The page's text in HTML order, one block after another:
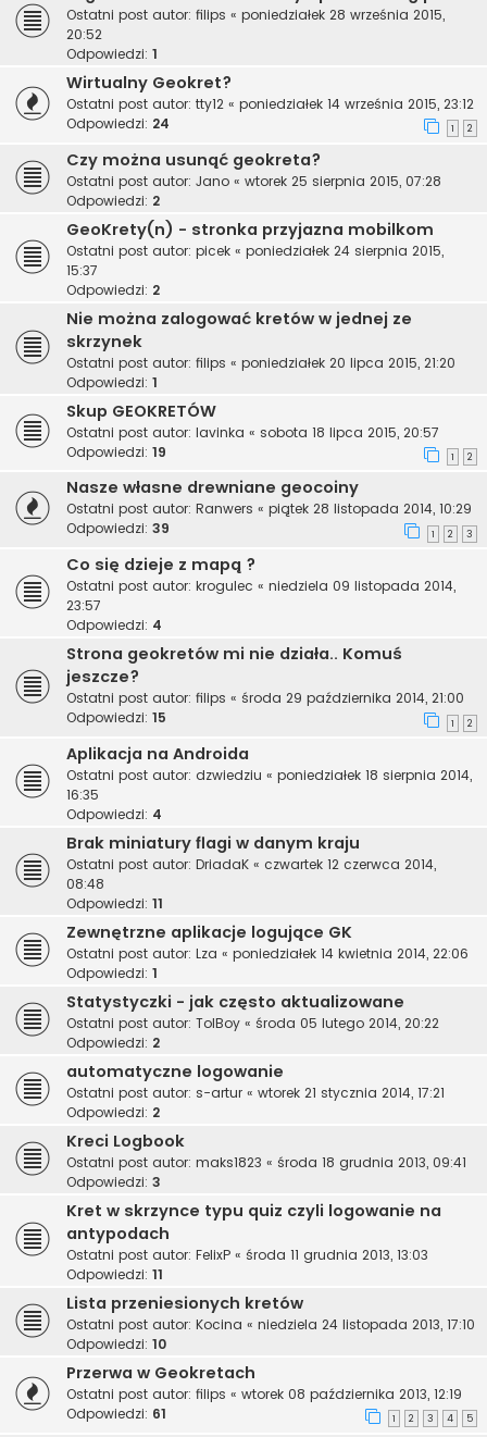
Ostatni post autor: filips « poniedziałek 28 września 2015,
20:52
Odpowiedzi: 1
Wirtualny Geokret?
Ostatni post autor: tty12 « poniedziałek 14 września 2015, 23:12
Odpowiedzi: 24 1 2
Czy można usunąć geokreta?
Ostatni post autor: Jano « wtorek 25 sierpnia 2015, 07:28
Odpowiedzi: 2
GeoKrety(n) - stronka przyjazna mobilkom
Ostatni post autor: picek « poniedziałek 24 sierpnia 2015,
15:37
Odpowiedzi: 2
Nie można zalogować kretów w jednej ze
skrzynek
Ostatni post autor: filips « poniedziałek 20 lipca 2015, 21:20
Odpowiedzi: 1
Skup GEOKRETÓW
Ostatni post autor: lavinka « sobota 18 lipca 2015, 20:57
Odpowiedzi: 19 1 2
Nasze własne drewniane geocoiny
Ostatni post autor: Ranwers « piątek 28 listopada 2014, 10:29
Odpowiedzi: 39 1 2 3
Co się dzieje z mapą ?
Ostatni post autor: krogulec « niedziela 09 listopada 2014,
23:57
Odpowiedzi: 4
Strona geokretów mi nie działa.. Komuś
jeszcze?
Ostatni post autor: filips « środa 29 października 2014, 21:00
Odpowiedzi: 15 1 2
Aplikacja na Androida
Ostatni post autor: dzwiedziu « poniedziałek 18 sierpnia 2014,
16:35
Odpowiedzi: 4
Brak miniatury flagi w danym kraju
Ostatni post autor: DriadaK « czwartek 12 czerwca 2014,
08:48
Odpowiedzi: 11
Zewnętrzne aplikacje logujące GK
Ostatni post autor: Lza « poniedziałek 14 kwietnia 2014, 22:06
Odpowiedzi: 1
Statystyczki - jak często aktualizowane
Ostatni post autor: TolBoy « środa 05 lutego 2014, 20:22
Odpowiedzi: 2
automatyczne logowanie
Ostatni post autor: s-artur « wtorek 21 stycznia 2014, 17:21
Odpowiedzi: 2
Kreci Logbook
Ostatni post autor: maks1823 « środa 18 grudnia 2013, 09:41
Odpowiedzi: 3
Kret w skrzynce typu quiz czyli logowanie na
antypodach
Ostatni post autor: FelixP « środa 11 grudnia 2013, 13:03
Odpowiedzi: 11
Lista przeniesionych kretów
Ostatni post autor: Kocina « niedziela 24 listopada 2013, 17:10
Odpowiedzi: 10
Przerwa w Geokretach
Ostatni post autor: filips « wtorek 08 października 2013, 12:19
Odpowiedzi: 61 1 2 3 4 5